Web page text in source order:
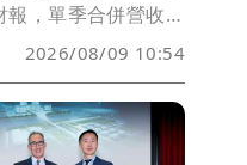
，單季合併營收
；稅後淨利
；每股盈餘
於去年同期65.23
億元，年增
億元，年增
2026/08/09 10:54